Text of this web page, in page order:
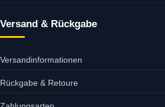
Versand & Rückgabe
Versandinformationen
Rückgabe & Retoure